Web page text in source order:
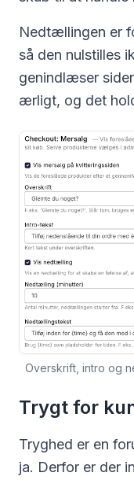
Nedtællingen er
så den nulstilles
genindlæser
ærligt, og det
Overskrift, intro og
Trygt for
Tryghed er en
ja. Derfor er der